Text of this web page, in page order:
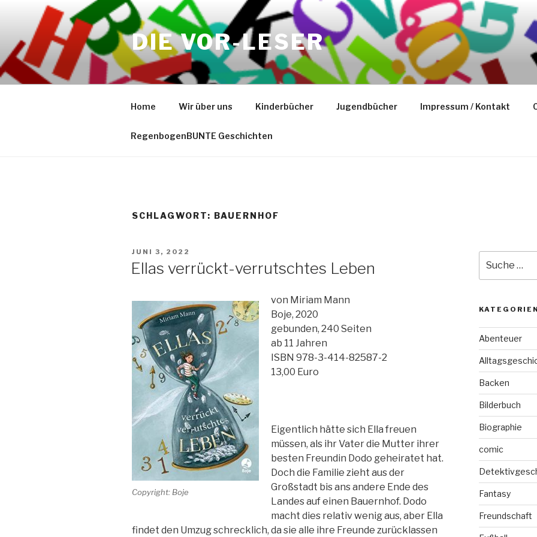
springen
DIE VOR-LESER
Home Wir über uns Kinderbücher Jugendbücher Impressum / Kontakt
RegenbogenBUNTE Geschichten
SCHLAGWORT: BAUERNHOF
VERÖFFENTLICHT
JUNI 3, 2022
Ellas verrückt-verrutschtes Leben
Copyright: Boje
von Miriam Mann
Boje, 2020
gebunden, 240 Seiten
ab 11 Jahren
ISBN 978-3-414-82587-2
13,00 Euro
Eigentlich hätte sich Ella freuen
müssen, als ihr Vater die Mutter ihrer
besten Freundin Dodo geheiratet hat.
Doch die Familie zieht aus der
Großstadt bis ans andere Ende des
Landes auf einen Bauernhof. Dodo
macht dies relativ wenig aus, aber Ella
findet den Umzug schrecklich, da sie alle ihre Freunde zurücklassen
nach:
KATEGORIEN
Abenteuer
Backen
Bilderbuch
Biographie
comic
Fantasy
Freundschaft